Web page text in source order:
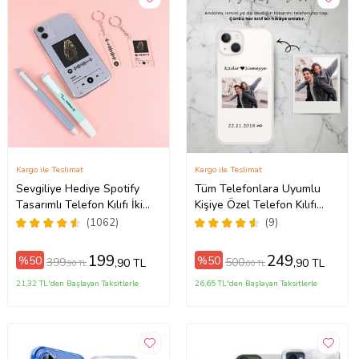
Sevgiliye Hediye Spotify
Tasarımlı Telefon Kılıfı İki
Anahtarlık Hediyeli
(1062)
Kargo ile Teslimat
%50 399,90 TL 199,90 TL
21,32 TL'den Başlayan Taksitlerle
Tüm Telefonlara Uyumlu
Kişiye Özel Telefon Kılıfı
Tüm Modeller Açıklamada
(9)
Kargo ile Teslimat
%50 500,00 TL 249,90 TL
26,65 TL'den Başlayan Taksitlerle